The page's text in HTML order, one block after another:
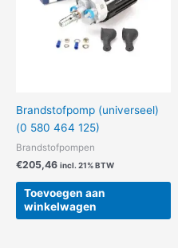
Brandstofpomp (universeel)
(0 580 464 125)
Brandstofpompen
€205,46 incl. 21% BTW
Toevoegen aan
winkelwagen